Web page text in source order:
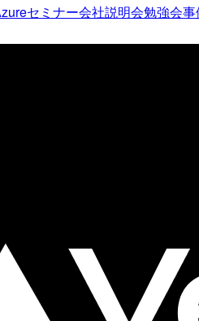
セミナー会社説明会勉強会事